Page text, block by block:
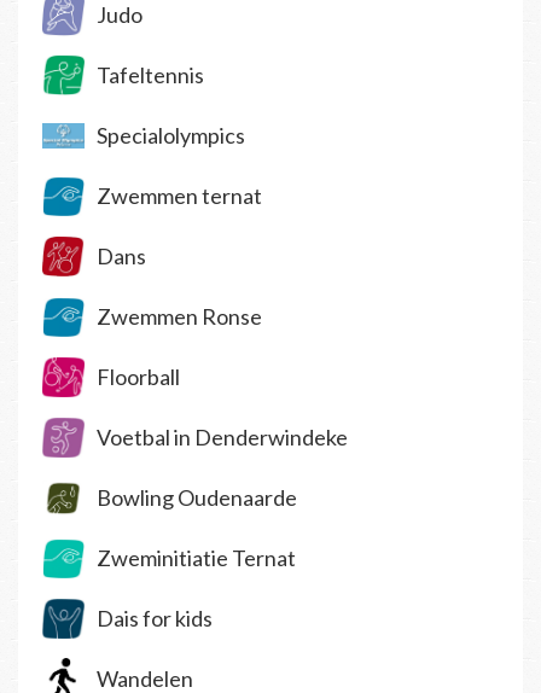
Judo
Tafeltennis
Specialolympics
Zwemmen ternat
Dans
Zwemmen Ronse
Floorball
Voetbal in Denderwindeke
Bowling Oudenaarde
Zweminitiatie Ternat
Dais for kids
Wandelen